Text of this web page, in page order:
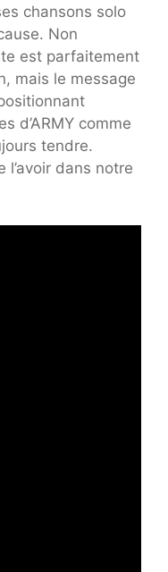
chansons solo
Non
est parfaitement
mais le message
d’ARMY comme
tendre.
l’avoir dans notre